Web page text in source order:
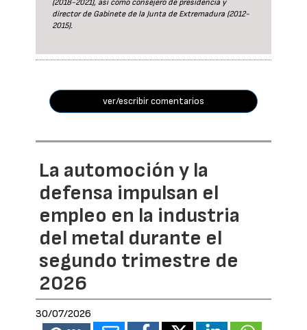
(2018-2021), así como consejero de presidencia y
director de Gabinete de la Junta de Extremadura (2012-
2015).
ver/escribir comentarios
La automoción y la
defensa impulsan el
empleo en la industria
del metal durante el
segundo trimestre de
2026
30/07/2026